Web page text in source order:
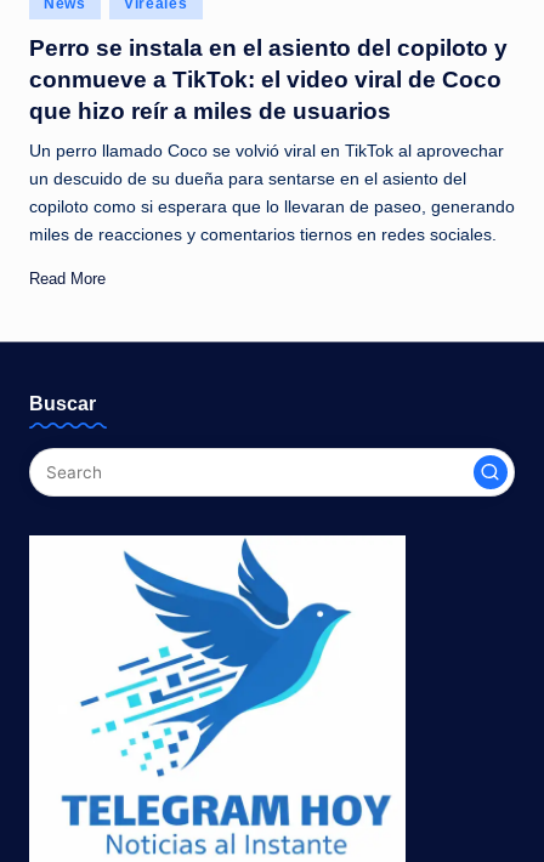
c
i
a
s
a
l
n
s
a
n
t
e
in
News Vireales
Perro se instala en el asiento del copiloto y
conmueve a TikTok: el video viral de Coco
que hizo reír a miles de usuarios
Un perro llamado Coco se volvió viral en TikTok al aprovechar
un descuido de su dueña para sentarse en el asiento del
copiloto como si esperara que lo llevaran de paseo, generando
miles de reacciones y comentarios tiernos en redes sociales.
Read More
Buscar